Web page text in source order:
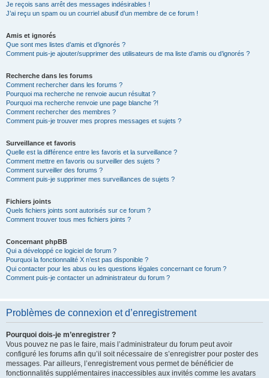
Je reçois sans arrêt des messages indésirables !
J’ai reçu un spam ou un courriel abusif d’un membre de ce forum !
Amis et ignorés
Que sont mes listes d’amis et d’ignorés ?
Comment puis-je ajouter/supprimer des utilisateurs de ma liste d’amis ou d’ignorés ?
Recherche dans les forums
Comment rechercher dans les forums ?
Pourquoi ma recherche ne renvoie aucun résultat ?
Pourquoi ma recherche renvoie une page blanche ?!
Comment rechercher des membres ?
Comment puis-je trouver mes propres messages et sujets ?
Surveillance et favoris
Quelle est la différence entre les favoris et la surveillance ?
Comment mettre en favoris ou surveiller des sujets ?
Comment surveiller des forums ?
Comment puis-je supprimer mes surveillances de sujets ?
Fichiers joints
Quels fichiers joints sont autorisés sur ce forum ?
Comment trouver tous mes fichiers joints ?
Concernant phpBB
Qui a développé ce logiciel de forum ?
Pourquoi la fonctionnalité X n’est pas disponible ?
Qui contacter pour les abus ou les questions légales concernant ce forum ?
Comment puis-je contacter un administrateur du forum ?
Problèmes de connexion et d’enregistrement
Pourquoi dois-je m’enregistrer ?
Vous pouvez ne pas le faire, mais l’administrateur du forum peut avoir
configuré les forums afin qu’il soit nécessaire de s’enregistrer pour poster des
messages. Par ailleurs, l’enregistrement vous permet de bénéficier de
fonctionnalités supplémentaires inaccessibles aux invités comme les avatars